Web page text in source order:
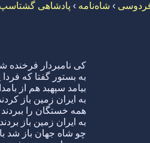
› شاه‌نامه › پادشاهی
کی نامبردار فرخنده
به بستور گفتا که فردا
بیامد سپهبد هم از
به ایران زمین باز
همه خستگان را ببردند
به ایران زمین باز
چو شاه جهان باز شد